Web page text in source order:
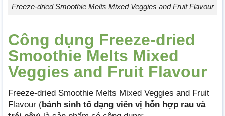
Freeze-dried Smoothie Melts Mixed Veggies and Fruit Flavour
Công dụng Freeze-dried
Smoothie Melts Mixed
Veggies and Fruit Flavour
Freeze-dried Smoothie Melts Mixed Veggies and Fruit
Flavour (bánh sinh tố dạng viên vị hỗn hợp rau và